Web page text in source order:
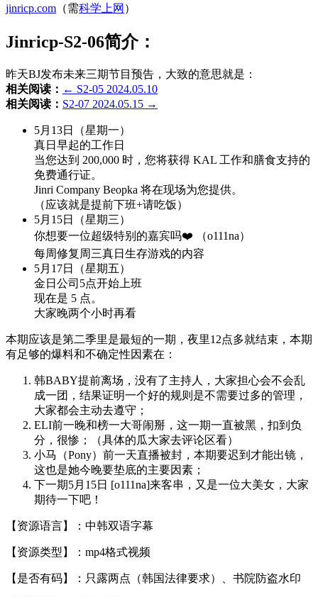
jinricp.com （需科学上网 ）
Jinricp-S2-06简介：
昨天BJ发布未来三期节目预告，大致的意思就是：
相关阅读： ← S2-05 2024.05.10
相关阅读： S2-07 2024.05.15 →
5月13日（星期一）
真日早起的工作日
当您达到 200,000 时，您将获得 KAL 工作和膳食支持的
免费通行证。
Jinri Company Beopka 将在现场为您提供。
（应该就是提前下班+请吃饭）
5月15日（星期三）
你想要一位超级特别的嘉宾吗❤️ （o111na）
每周修复周三真日生存游戏的内容
5月17日（星期五）
金日公司5点开始上班
现在是 5 点。
大家晚两个小时再看
本期应该是第二季里是最短的一期，夜里12点多就结束，本期
有足够的爆料和不确定性因素在：
韩BABY提前离场，没有了主持人，大家担心会不会乱
成一团，结果证明一个好的规则是不需要过多的管理，
大家都会主动去遵守；
ELI前一晚和榜一大哥闹掰，这一期一直被黑，扣到负
分，很惨；（具体的瓜大家去评论区看）
小马（Pony）前一天直播被封，本期要迟到才能出镜，
这也是她今晚要垫底的主要因素；
下一期5月15日 [o111na]来客串，又是一位大美女，大家
期待一下吧！
【资源语言】：中韩双语字幕
【资源类型】：mp4格式视频
【是否有码】：只露两点（韩国法律要求）、书院防盗水印